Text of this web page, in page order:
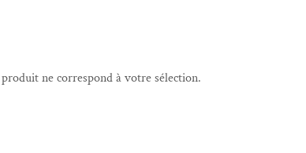
ne correspond à votre sélection.